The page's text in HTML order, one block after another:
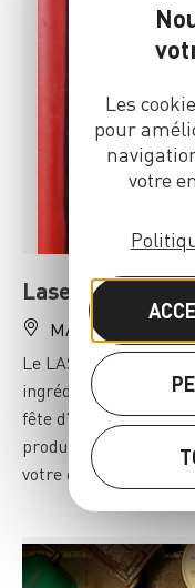
Laser Quest
MASSY
Le LASER QUEST de
ingrédients pour vos
fête d’entreprise,
produits, spectacle,
votre événement sur
Les
pour
votre